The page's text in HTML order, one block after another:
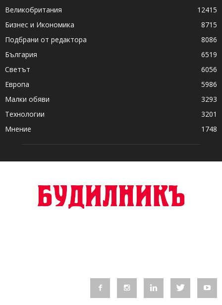
Великобритания
12415
Бизнес и Икономика
8715
Подбрани от редактора
8086
България
6519
Светът
6056
Европа
5986
Малки обяви
3293
Технологии
3201
Мнение
1748